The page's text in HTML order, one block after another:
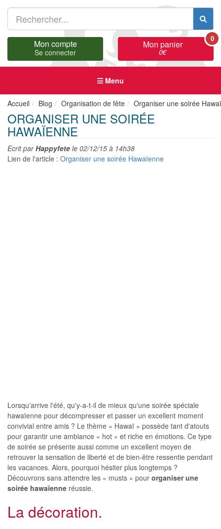
Mon compte
Se connecter
Mon panier
0€
0
Menu
Accueil Blog Organisation de fête Organiser une soirée
ORGANISER UNE SOIRÉE
HAWAÏENNE
Ecrit parHappyfete le 02/12/15 à 14h38
Lien de l'article : Organiser une soirée Hawaïenne
Lorsqu'arrive l'été, qu'y-a-t-il de mieux qu'une soirée spéciale
hawaïenne pour décompresser et passer un excellent moment
convivial entre amis ? Le thème « Hawaï » possède tant d'atouts
pour garantir une ambiance « hot » et riche en émotions. Ce type
de soirée se présente aussi comme un excellent moyen de
retrouver la sensation de liberté et de bien-être ressentie pendant
les vacances. Alors, pourquoi hésiter plus longtemps ?
Découvrons sans attendre les « musts » pour organiser une
soirée hawaïenne réussie.
La décoration.